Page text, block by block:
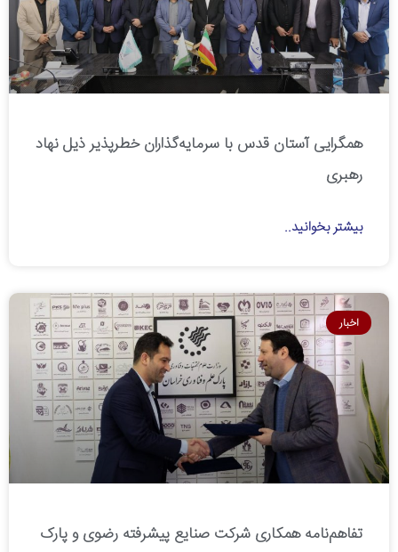
همگرایی آستان قدس با سرمایه‌گذاران خطرپذیر ذیل نهاد
رهبری
بیشتر بخوانید..
اخبار
تفاهم‌نامه همکاری شرکت صنایع پیشرفته رضوی و پارک